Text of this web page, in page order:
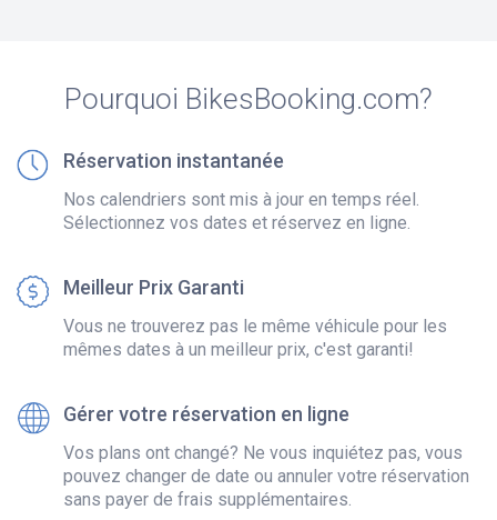
Pourquoi BikesBooking.com?
Réservation instantanée
Nos calendriers sont mis à jour en temps réel.
Sélectionnez vos dates et réservez en ligne.
Meilleur Prix Garanti
Vous ne trouverez pas le même véhicule pour les
mêmes dates à un meilleur prix, c'est garanti!
Gérer votre réservation en ligne
Vos plans ont changé? Ne vous inquiétez pas, vous
pouvez changer de date ou annuler votre réservation
sans payer de frais supplémentaires.